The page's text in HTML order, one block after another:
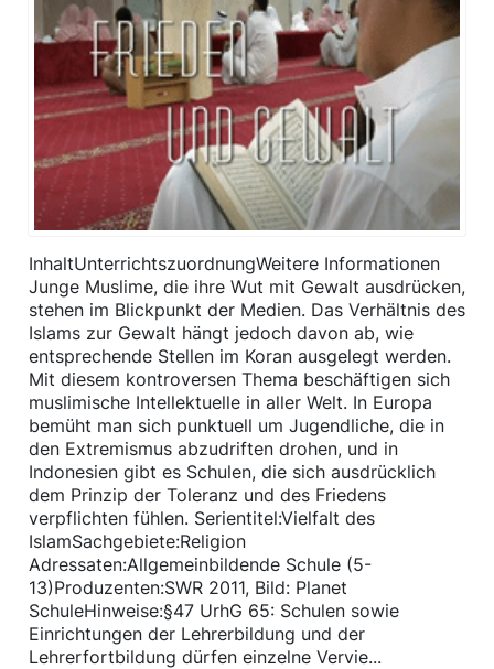
InhaltUnterrichtszuordnungWeitere Informationen
Junge Muslime, die ihre Wut mit Gewalt ausdrücken,
stehen im Blickpunkt der Medien. Das Verhältnis des
Islams zur Gewalt hängt jedoch davon ab, wie
entsprechende Stellen im Koran ausgelegt werden.
Mit diesem kontroversen Thema beschäftigen sich
muslimische Intellektuelle in aller Welt. In Europa
bemüht man sich punktuell um Jugendliche, die in
den Extremismus abzudriften drohen, und in
Indonesien gibt es Schulen, die sich ausdrücklich
dem Prinzip der Toleranz und des Friedens
verpflichten fühlen. Serientitel:Vielfalt des
IslamSachgebiete:Religion
Adressaten:Allgemeinbildende Schule (5-
13)Produzenten:SWR 2011, Bild: Planet
SchuleHinweise:§47 UrhG 65: Schulen sowie
Einrichtungen der Lehrerbildung und der
Lehrerfortbildung dürfen einzelne Vervie...